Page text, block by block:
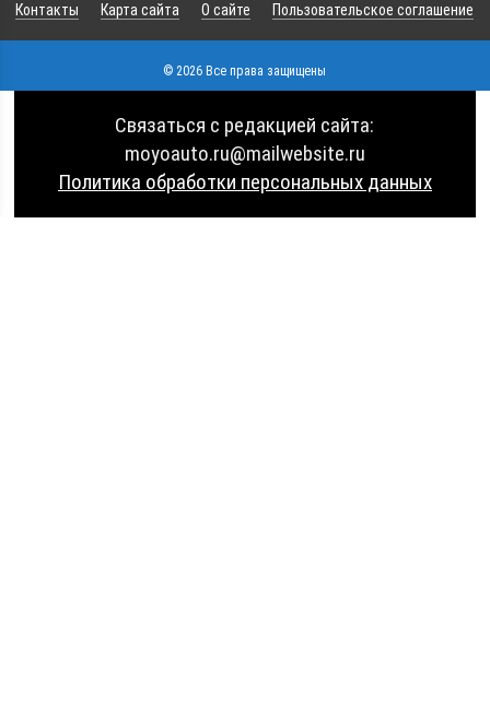
Контакты Карта сайта О сайте Пользовательское соглашение
© 2026 Все права защищены
Связаться с редакцией сайта:
moyoauto.ru@mailwebsite.ru
Политика обработки персональных данных